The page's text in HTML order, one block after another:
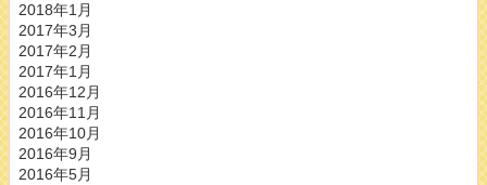
2018年1月
2017年3月
2017年2月
2017年1月
2016年12月
2016年11月
2016年10月
2016年9月
2016年5月